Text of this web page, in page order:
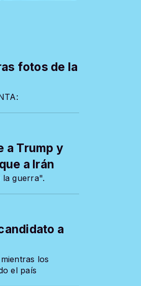
fotos de la
a Trump y
a Irán
la guerra".
a
los
el país